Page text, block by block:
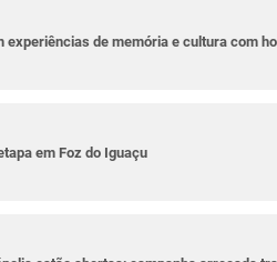
de memória e cultura com
em Foz do Iguaçu